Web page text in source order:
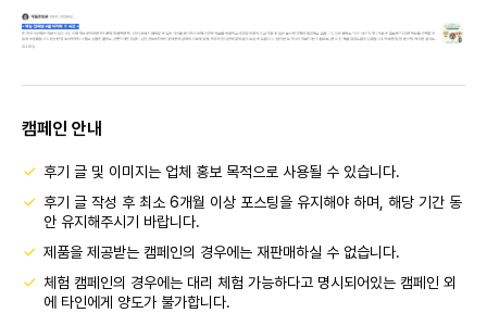
캠페인 안내
후기 글 및 이미지는 업체 홍보 목적으로 사용될 수 있습니다.
후기 글 작성 후 최소 6개월 이상 포스팅을 유지해야 하며, 해당 기간 동
안 유지해주시기 바랍니다.
제품을 제공받는 캠페인의 경우에는 재판매하실 수 없습니다.
체험 캠페인의 경우에는 대리 체험 가능하다고 명시되어있는 캠페인 외
에 타인에게 양도가 불가합니다.